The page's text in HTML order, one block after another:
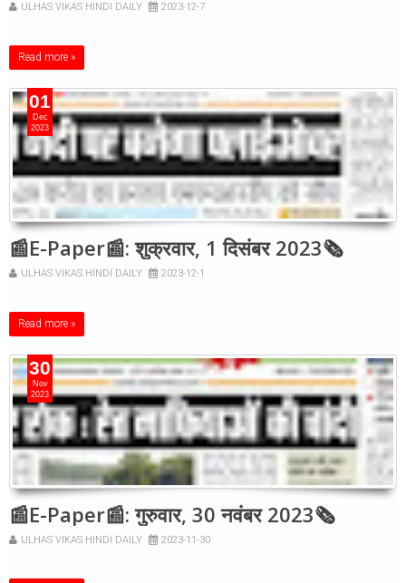
ULHAS VIKAS HINDI DAILY 2023-12-7
Read more »
01
Dec
2023
📰E-Paper📰: शुक्रवार, 1 दिसंबर 2023🗞
ULHAS VIKAS HINDI DAILY 2023-12-1
Read more »
30
Nov
2023
📰E-Paper📰: गुरुवार, 30 नवंबर 2023🗞
ULHAS VIKAS HINDI DAILY 2023-11-30